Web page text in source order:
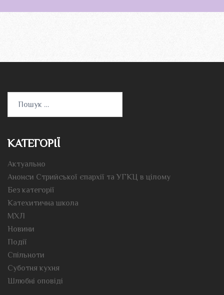
КАТЕГОРІЇ
Актуально
Анонси Стрийської єпархії та УГКЦ в цілому
Без категорії
Катехитична школа
МХЛ
Новини
Події
Спільноти
Суботня кухня
Шлюбні оповіді